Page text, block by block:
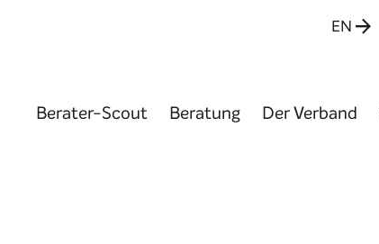
EN
Berater-Scout Beratung Der Verband